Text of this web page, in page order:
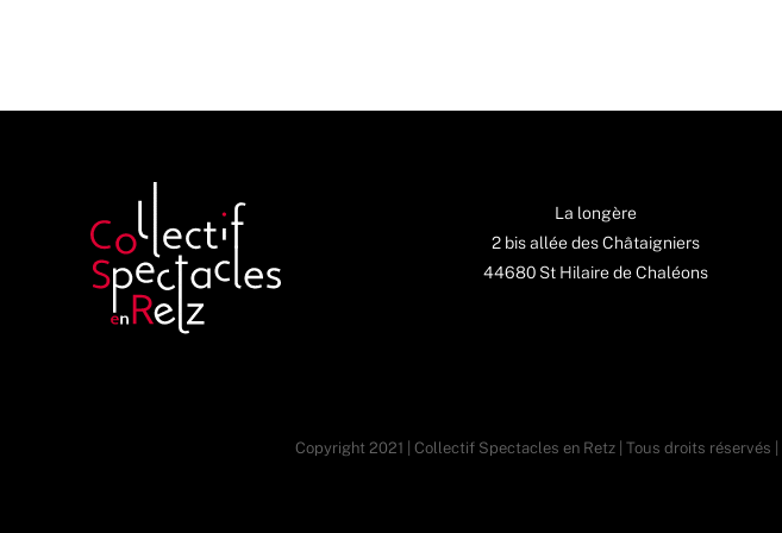
La longère
2 bis allée des Châtaigniers
44680 St Hilaire de Chaléons
Copyright 2021 | Collectif Spectacles en Retz | Tous droits réservés |